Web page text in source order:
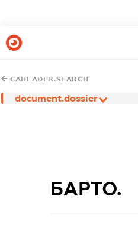
CAHEADER.SEARCH
document.dossier
БАРТО.